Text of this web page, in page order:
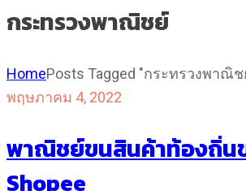
กระทรวงพาณิชย์
HomePosts Tagged "กระทรวงพาณิช
พฤษภาคม 4, 2022
พาณิชย์ขนสินค้าท้องถิ่น
Shopee